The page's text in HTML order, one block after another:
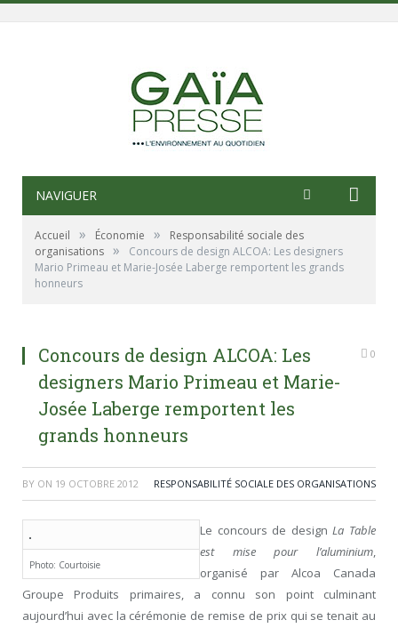
NAVIGUER
Accueil » Économie »
Responsabilité sociale des
organisations »
Concours de design ALCOA: Les designers
Mario Primeau et Marie-Josée Laberge remportent les grands
honneurs
Concours de design ALCOA: Les
designers Mario Primeau et Marie-
Josée Laberge remportent les
grands honneurs
0
BY ON 19 OCTOBRE 2012 RESPONSABILITÉ SOCIALE DES ORGANISATIONS
Photo: Courtoisie
Le concours de design La Table
est mise pour l’aluminium,
organisé par Alcoa Canada
Groupe Produits primaires, a connu son point culminant
aujourd’hui avec la cérémonie de remise de prix qui se tenait au